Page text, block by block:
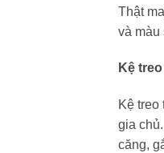
Thật
và màu
Kệ
Kệ
gia
căng,